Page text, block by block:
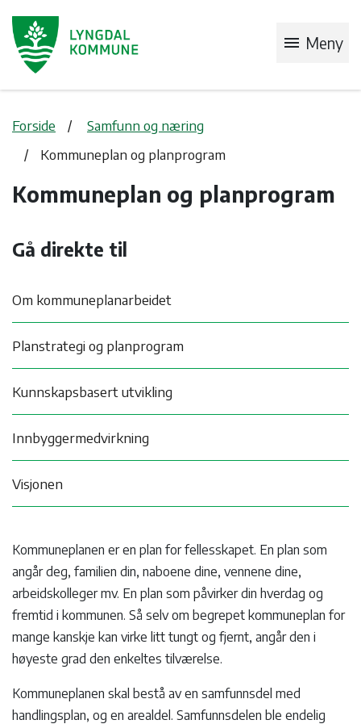
menu Meny
Forside
Samfunn og næring
Kommuneplan og planprogram
Kommuneplan og planprogram
Gå direkte til
Om kommuneplanarbeidet
Planstrategi og planprogram
Kunnskapsbasert utvikling
Innbyggermedvirkning
Visjonen
Kommuneplanen er en plan for fellesskapet. En plan som
angår deg, familien din, naboene dine, vennene dine,
arbeidskolleger mv. En plan som påvirker din hverdag og
fremtid i kommunen. Så selv om begrepet kommuneplan for
mange kanskje kan virke litt tungt og fjernt, angår den i
høyeste grad den enkeltes tilværelse.
Kommuneplanen skal bestå av en samfunnsdel med
handlingsplan, og en arealdel. Samfunnsdelen ble endelig